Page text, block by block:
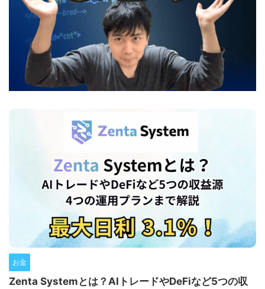
お金
Zenta Systemとは？AIトレードやDeFiなど5つの収